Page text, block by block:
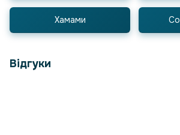
Хамами
Відгуки